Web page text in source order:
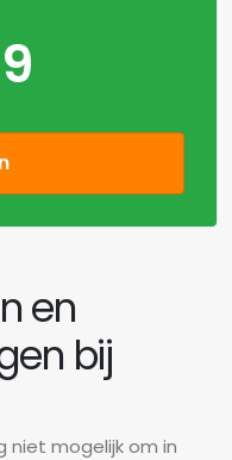
en
bij
niet mogelijk om in